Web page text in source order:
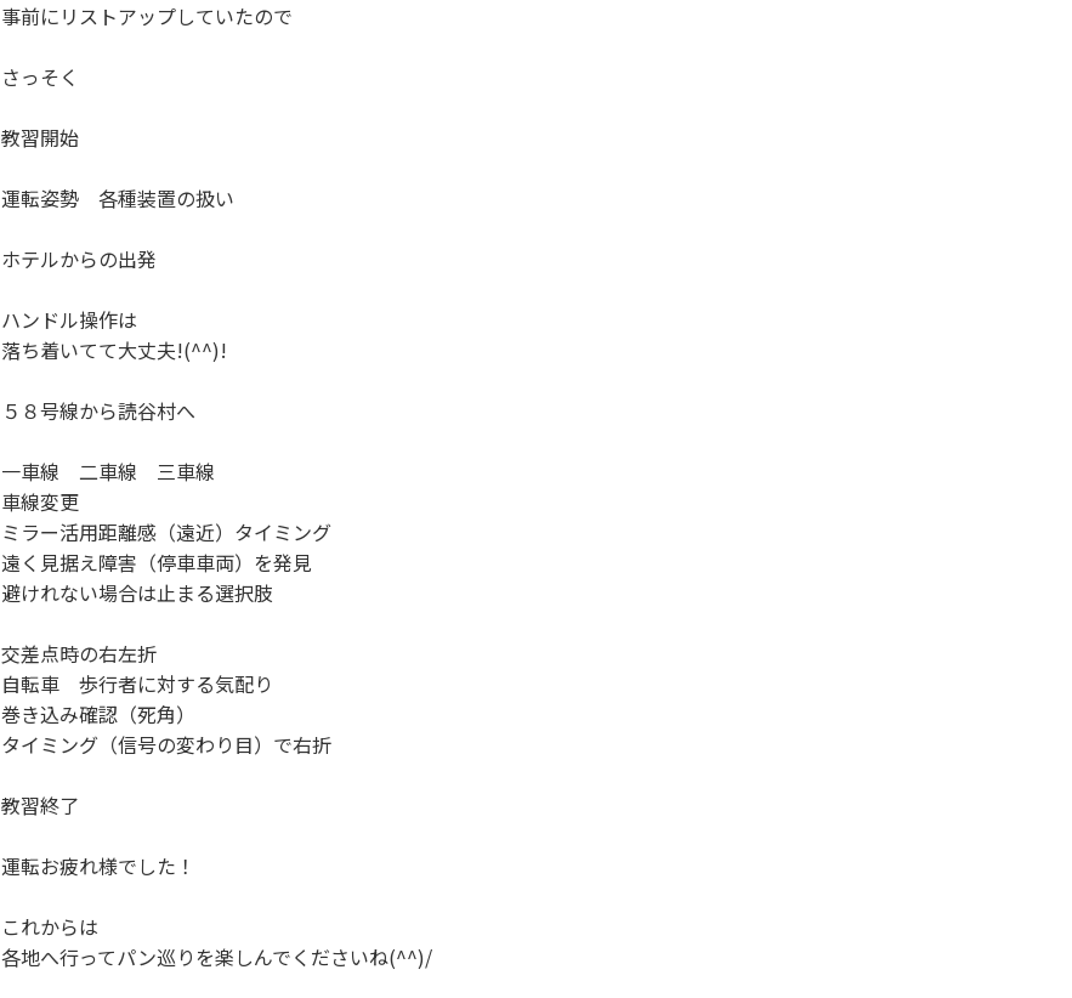
事前にリストアップしていたので
さっそく
教習開始
運転姿勢 各種装置の扱い
ホテルからの出発
ハンドル操作は
落ち着いてて大丈夫!(^^)!
５８号線から読谷村へ
一車線 二車線 三車線
車線変更
ミラー活用距離感（遠近）タイミング
遠く見据え障害（停車車両）を発見
避けれない場合は止まる選択肢
交差点時の右左折
自転車 歩行者に対する気配り
巻き込み確認（死角）
タイミング（信号の変わり目）で右折
教習終了
運転お疲れ様でした！
これからは
各地へ行ってパン巡りを楽しんでくださいね(^^)/